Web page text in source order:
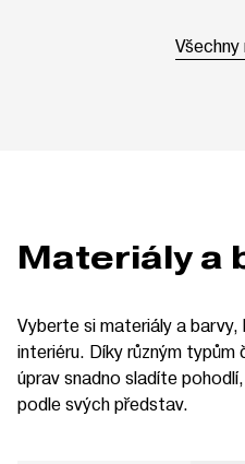
Materiály a
Vyberte si materiály a
interiéru. Díky různým typům
úprav snadno sladíte
podle svých představ.